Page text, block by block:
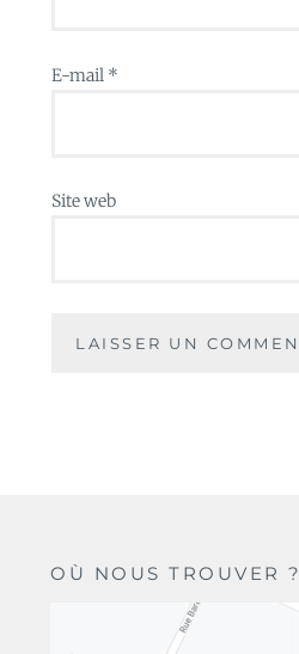
E-mail *
Site web
OÙ NOUS TROUVER ?